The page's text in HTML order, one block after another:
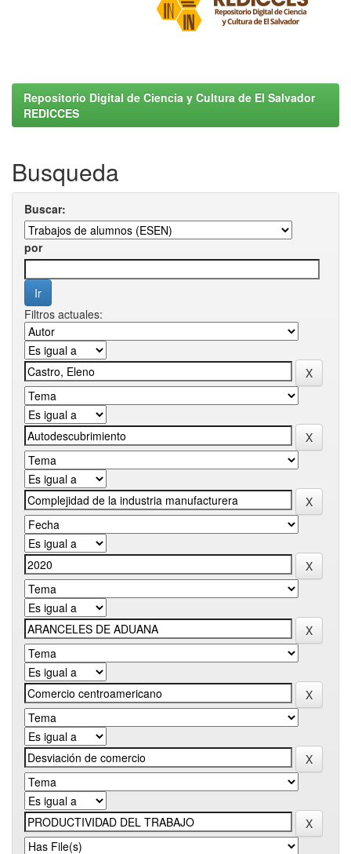
Repositorio Digital de Ciencia y Cultura de El Salvador
REDICCES
Busqueda
Buscar:
por
Filtros actuales: